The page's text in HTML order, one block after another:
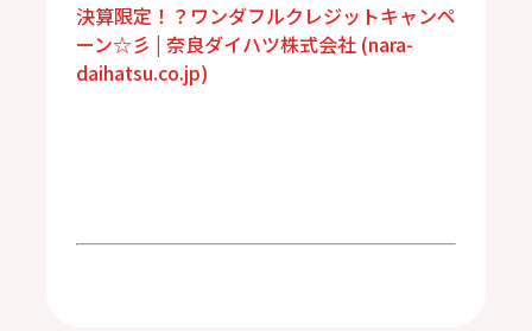
決算限定！？ワンダフルクレジットキャンペ
ーン☆彡 | 奈良ダイハツ株式会社 (nara-
daihatsu.co.jp)